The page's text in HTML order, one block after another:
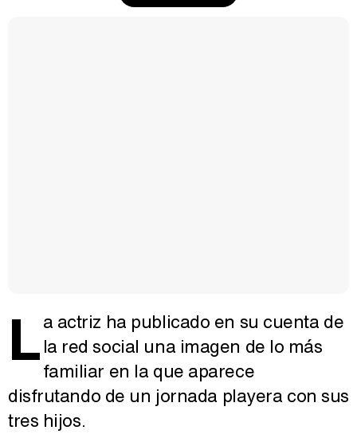
La actriz ha publicado en su cuenta de
la red social una imagen de lo más
familiar en la que aparece
disfrutando de un jornada playera con sus
tres hijos.